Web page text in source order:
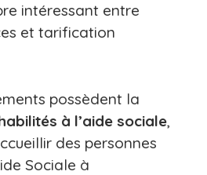
intéressant entre
et tarification
possèdent la
à l’aide sociale,
des personnes
Sociale à